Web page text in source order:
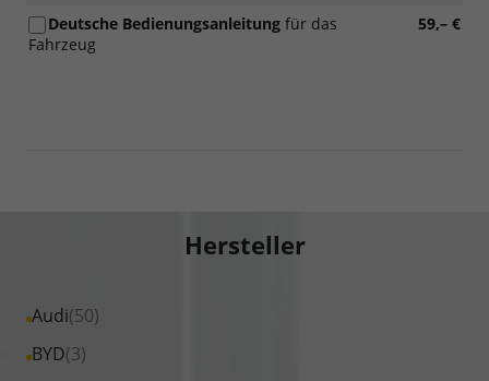
59,– €
Deutsche Bedienungsanleitung für das
Fahrzeug
Hersteller
Audi(50)
Alle
Fahrzeuge
BYD(3)
Alle